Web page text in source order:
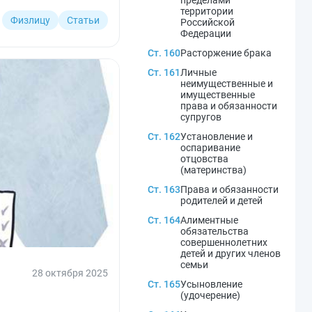
Физлицу Статьи
28 октября 2025
территории
Российской
Федерации
Ст. 160Расторжение брака
Ст. 161Личные
неимущественные и
имущественные
права и обязанности
супругов
Ст. 162Установление и
оспаривание
отцовства
(материнства)
Ст. 163Права и обязанности
родителей и детей
Ст. 164Алиментные
обязательства
совершеннолетних
детей и других членов
семьи
Ст. 165Усыновление
(удочерение)